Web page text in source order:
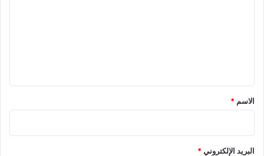
*
الاسم *
البريد الإلكتروني*